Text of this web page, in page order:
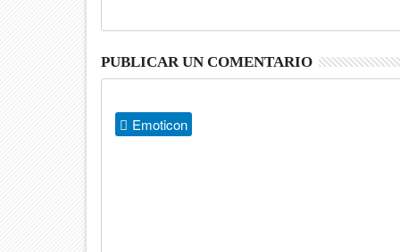
PUBLICAR UN COMENTARIO
Emoticon